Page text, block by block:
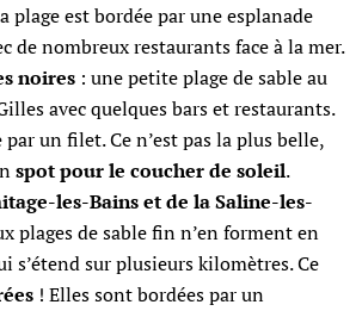
plage est bordée par une esplanade
de nombreux restaurants face à la mer.
noires : une petite plage de sable au
avec quelques bars et restaurants.
un filet. Ce n’est pas la plus belle,
spot pour le coucher de soleil.
les-Bains et de la Saline-les-
plages de sable fin n’en forment en
s’étend sur plusieurs kilomètres. Ce
! Elles sont bordées par un